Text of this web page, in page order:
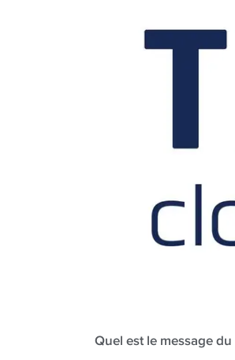
Quel est le message